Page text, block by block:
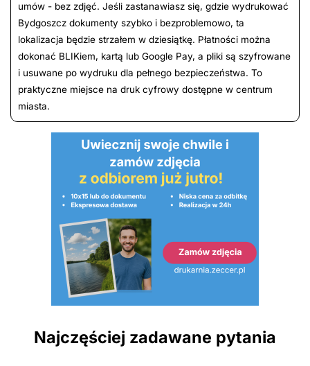
umów - bez zdjęć. Jeśli zastanawiasz się, gdzie wydrukować
Bydgoszcz dokumenty szybko i bezproblemowo, ta
lokalizacja będzie strzałem w dziesiątkę. Płatności można
dokonać BLIKiem, kartą lub Google Pay, a pliki są szyfrowane
i usuwane po wydruku dla pełnego bezpieczeństwa. To
praktyczne miejsce na druk cyfrowy dostępne w centrum
miasta.
Najczęściej zadawane pytania